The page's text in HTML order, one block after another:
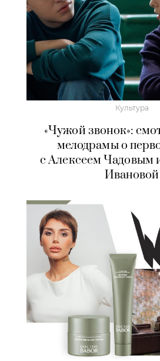
Культура
«Чужой звонок»:
мелодрамы о
с Алексеем Чадовым
Ивановой